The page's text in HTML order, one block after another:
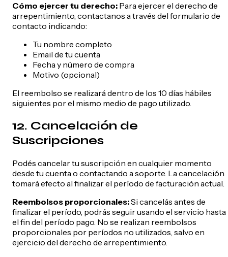
Cómo ejercer tu derecho: Para ejercer el derecho de
arrepentimiento, contactanos a través del formulario de
contacto indicando:
Tu nombre completo
Email de tu cuenta
Fecha y número de compra
Motivo (opcional)
El reembolso se realizará dentro de los 10 días hábiles
siguientes por el mismo medio de pago utilizado.
12. Cancelación de
Suscripciones
Podés cancelar tu suscripción en cualquier momento
desde tu cuenta o contactando a soporte. La cancelación
tomará efecto al finalizar el período de facturación actual.
Reembolsos proporcionales:Si cancelás antes de
finalizar el período, podrás seguir usando el servicio hasta
el fin del período pago. No se realizan reembolsos
proporcionales por períodos no utilizados, salvo en
ejercicio del derecho de arrepentimiento.